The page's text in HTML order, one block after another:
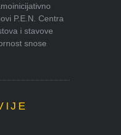
P.E.N. Centra
i stavove
snose